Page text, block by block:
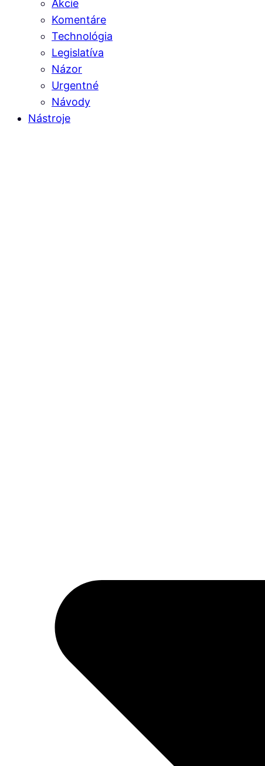
Akcie
Komentáre
Technológia
Legislatíva
Názor
Urgentné
Návody
Nástroje